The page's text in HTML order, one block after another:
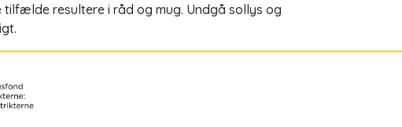
resultere i råd og mug. Undgå sollys og